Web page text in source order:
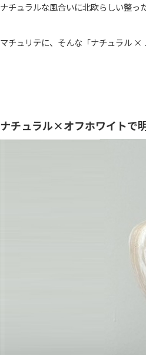
ナチュラルな風合いに北欧らしい整っ
マチュリテに、そんな「ナチュラル ×
ナチュラル×オフホワイトで